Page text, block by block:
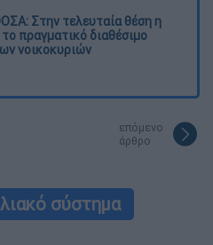
Στην τελευταία θέση η
πραγματικό διαθέσιμο
νοικοκυριών
επόμενο
άρθρο
σύστημα